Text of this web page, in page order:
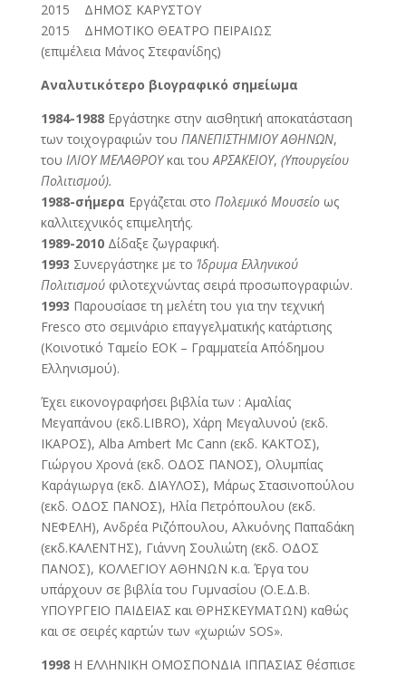
2015 ΔΗΜΟΣ ΚΑΡΥΣΤΟΥ
2015 ΔΗΜΟΤΙΚΟ ΘΕΑΤΡΟ ΠΕΙΡΑΙΩΣ
(επιμέλεια Μάνος Στεφανίδης)
Αναλυτικότερο βιογραφικό σημείωμα
1984-1988Εργάστηκε στην αισθητική αποκατάσταση
των τοιχογραφιών του ΠΑΝΕΠΙΣΤΗΜΙΟΥ ΑΘΗΝΩΝ,
του ΙΛΙΟΥ ΜΕΛΑΘΡΟΥκαι τουΑΡΣΑΚΕΙΟΥ, (Υπουργείου
Πολιτισμού).
1988-σήμερα Εργάζεται στο Πολεμικό Μουσείοως
καλλιτεχνικός επιμελητής.
1989-2010Δίδαξε ζωγραφική.
1993 Συνεργάστηκε με το Ίδρυμα Ελληνικού
Πολιτισμούφιλοτεχνώντας σειρά προσωπογραφιών.
1993 Παρουσίασε τη μελέτη του για την τεχνική
Fresco στο σεμινάριο επαγγελματικής κατάρτισης
(Κοινοτικό Ταμείο ΕΟΚ – Γραμματεία Απόδημου
Ελληνισμού).
Έχει εικονογραφήσει βιβλία των : Αμαλίας
Μεγαπάνου (εκδ.LIBRO), Χάρη Μεγαλυνού (εκδ.
ΙΚΑΡΟΣ), Alba Ambert Mc Cann (εκδ. ΚΑΚΤΟΣ),
Γιώργου Χρονά (εκδ. ΟΔΟΣ ΠΑΝΟΣ), Ολυμπίας
Καράγιωργα (εκδ. ΔΙΑΥΛΟΣ), Μάρως Στασινοπούλου
(εκδ. ΟΔΟΣ ΠΑΝΟΣ), Ηλία Πετρόπουλου (εκδ.
ΝΕΦΕΛΗ), Ανδρέα Ριζόπουλου, Αλκυόνης Παπαδάκη
(εκδ.ΚΑΛΕΝΤΗΣ), Γιάννη Σουλιώτη (εκδ. ΟΔΟΣ
ΠΑΝΟΣ), ΚΟΛΛΕΓΙΟΥ ΑΘΗΝΩΝ κ.α. Έργα του
υπάρχουν σε βιβλία του Γυμνασίου (Ο.Ε.Δ.Β.
ΥΠΟΥΡΓΕΙΟ ΠΑΙΔΕΙΑΣ και ΘΡΗΣΚΕΥΜΑΤΩΝ) καθώς
και σε σειρές καρτών των «χωριών SOS».
1998Η ΕΛΛΗΝΙΚΗ ΟΜΟΣΠΟΝΔΙΑ ΙΠΠΑΣΙΑΣ θέσπισε